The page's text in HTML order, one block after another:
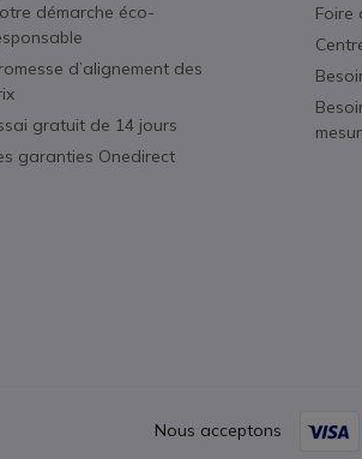
démarche éco-
d’alignement des
gratuit de 14 jours
garanties Onedirect
Foire
Nous acceptons